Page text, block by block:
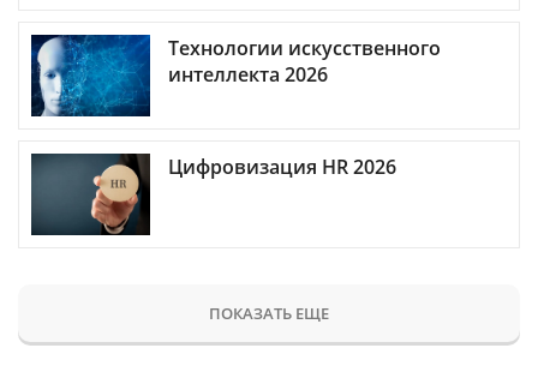
Технологии искусственного
интеллекта 2026
Цифровизация HR 2026
ПОКАЗАТЬ ЕЩЕ